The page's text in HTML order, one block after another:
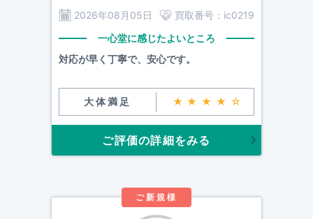
2026年08月05日
買取番号： ic0219
一心堂に感じたよいところ
対応が早く丁寧で、安心です。
大体満足 ★★★★☆
ご評価の詳細をみる
ご新規様